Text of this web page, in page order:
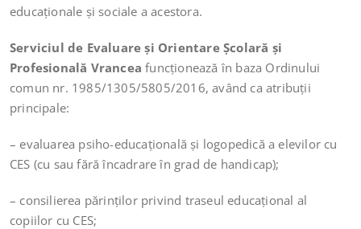
educaționale şi sociale a acestora.
Serviciul de Evaluare şi Orientare Școlară şi
Profesională Vrancea funcționează în baza Ordinului
comun nr. 1985/1305/5805/2016, având ca atribuții
principale:
– evaluarea psiho-educaţională şi logopedică a elevilor cu
CES (cu sau fără încadrare în grad de handicap);
– consilierea părinţilor privind traseul educațional al
copiilor cu CES;